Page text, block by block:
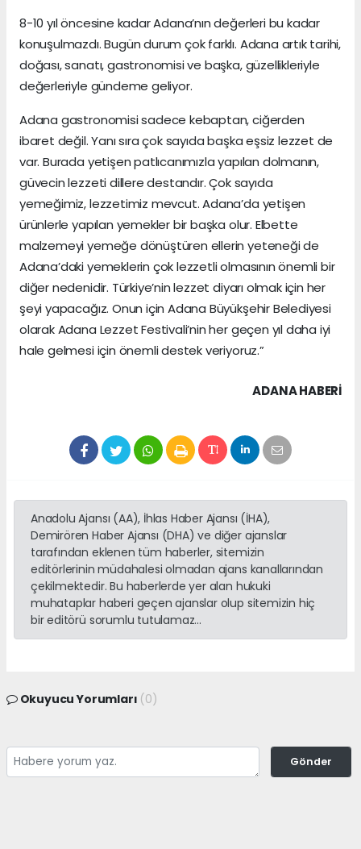
8-10 yıl öncesine kadar Adana’nın değerleri bu kadar
konuşulmazdı. Bugün durum çok farklı. Adana artık tarihi,
doğası, sanatı, gastronomisi ve başka, güzellikleriyle
değerleriyle gündeme geliyor.
Adana gastronomisi sadece kebaptan, ciğerden
ibaret değil. Yanı sıra çok sayıda başka eşsiz lezzet de
var. Burada yetişen patlıcanımızla yapılan dolmanın,
güvecin lezzeti dillere destandır. Çok sayıda
yemeğimiz, lezzetimiz mevcut. Adana’da yetişen
ürünlerle yapılan yemekler bir başka olur. Elbette
malzemeyi yemeğe dönüştüren ellerin yeteneği de
Adana’daki yemeklerin çok lezzetli olmasının önemli bir
diğer nedenidir. Türkiye’nin lezzet diyarı olmak için her
şeyi yapacağız. Onun için Adana Büyükşehir Belediyesi
olarak Adana Lezzet Festivali’nin her geçen yıl daha iyi
hale gelmesi için önemli destek veriyoruz.”
ADANA HABERİ
Anadolu Ajansı (AA), İhlas Haber Ajansı (İHA),
Demirören Haber Ajansı (DHA) ve diğer ajanslar
tarafından eklenen tüm haberler, sitemizin
editörlerinin müdahalesi olmadan ajans kanallarından
çekilmektedir. Bu haberlerde yer alan hukuki
muhataplar haberi geçen ajanslar olup sitemizin hiç
bir editörü sorumlu tutulamaz...
Okuyucu Yorumları (0)
Gönder